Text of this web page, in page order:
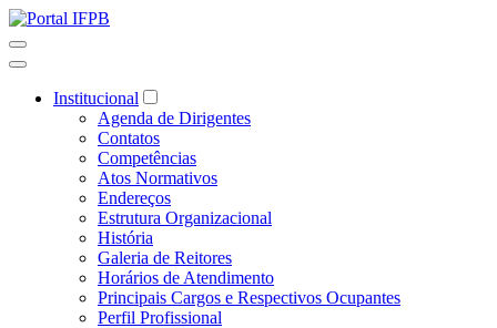
Institucional
Agenda de Dirigentes
Contatos
Competências
Atos Normativos
Endereços
Estrutura Organizacional
História
Galeria de Reitores
Horários de Atendimento
Principais Cargos e Respectivos Ocupantes
Perfil Profissional